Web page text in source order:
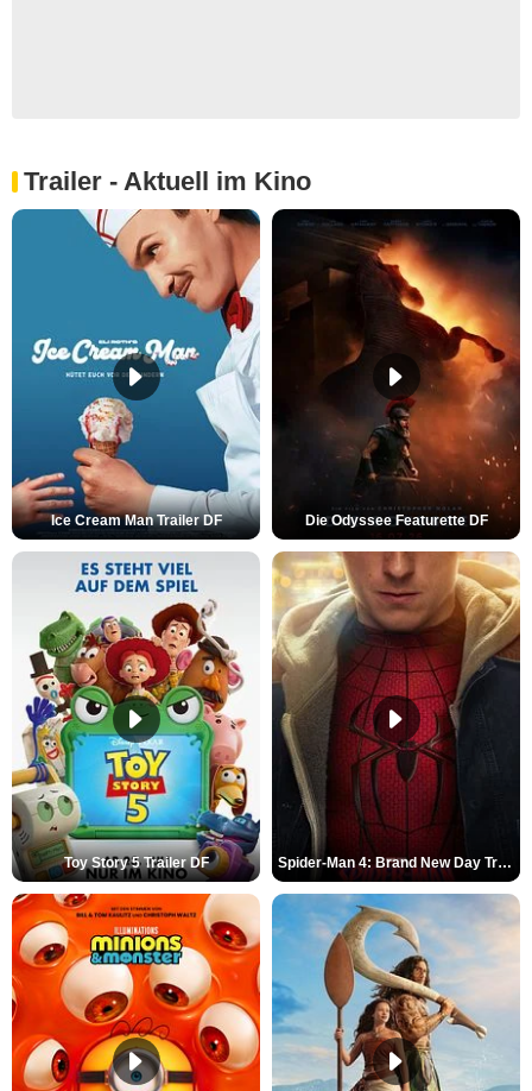
Trailer - Aktuell im Kino
Ice Cream Man Trailer DF Die Odyssee Featurette DF
Toy Story 5 Trailer DF Spider-Man 4: Brand New Day Trailer (3) DF